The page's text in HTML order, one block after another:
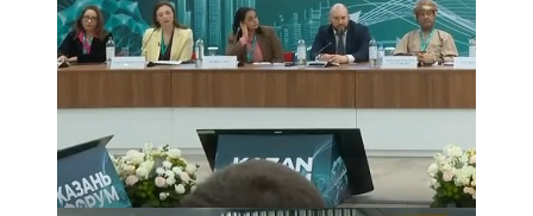
104,7 FM
Олы Әтнә
71,42 FM
Сарман